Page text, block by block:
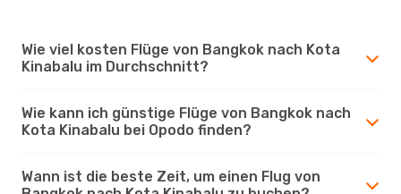
Wie viel kosten Flüge von Bangkok nach Kota
Kinabalu im Durchschnitt?
Wie kann ich günstige Flüge von Bangkok nach
Kota Kinabalu bei Opodo finden?
Wann ist die beste Zeit, um einen Flug von